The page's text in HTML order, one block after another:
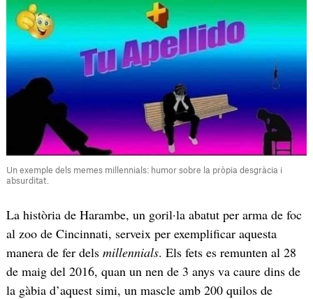
Un exemple dels memes millennials: humor sobre la pròpia desgràcia i
absurditat.
La història de Harambe, un goril·la abatut per arma de foc
al zoo de Cincinnati, serveix per exemplificar aquesta
manera de fer dels millennials. Els fets es remunten al 28
de maig del 2016, quan un nen de 3 anys va caure dins de
la gàbia d’aquest simi, un mascle amb 200 quilos de